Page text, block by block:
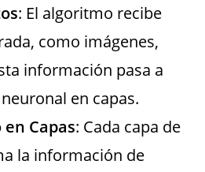
: El algoritmo recibe
como imágenes,
información pasa a
en capas.
Capas: Cada capa de
la información de